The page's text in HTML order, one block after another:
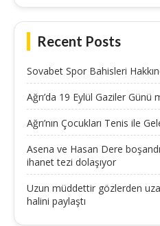
Recent Posts
Sovabet Spor Bahisleri
Ağrı’da 19 Eylül Gaziler Günü
Ağrı’nın Çocukları Tenis ile
Asena ve Hasan Dere
ihanet tezi dolaşıyor
Uzun müddettir gözlerden
halini paylaştı